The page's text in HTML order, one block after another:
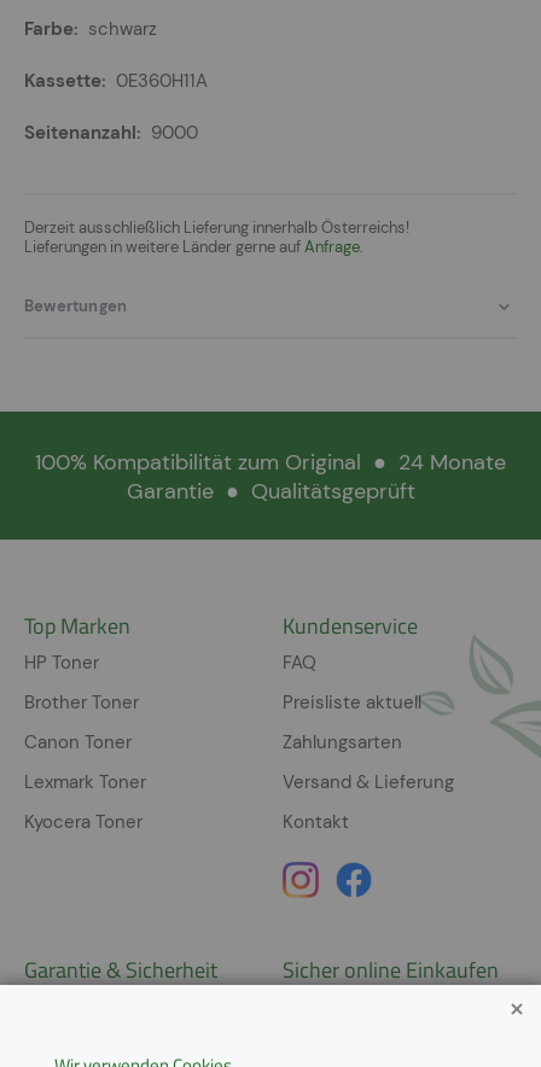
schwarz
0E360H11A
9000
Derzeit ausschließlich Lieferung innerhalb Österreichs!
Lieferungen in weitere Länder gerne aufAnfrage.
Bewertungen
100% Kompatibilität zum Original ● 24 Monate
Garantie ● Qualitätsgeprüft
Top Marken
HP Toner
Brother Toner
Canon Toner
Lexmark Toner
Kyocera Toner
Kundenservice
FAQ
Preisliste aktuell
Zahlungsarten
Versand & Lieferung
Kontakt
Garantie & Sicherheit Sicher online Einkaufen